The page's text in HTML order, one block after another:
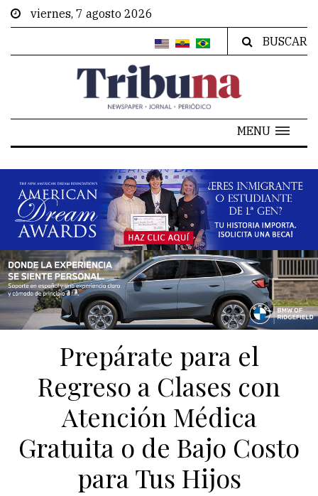
viernes, 7 agosto 2026
BUSCAR
MENU
Prepárate para el
Regreso a Clases con
Atención Médica
Gratuita o de Bajo Costo
para Tus Hijos